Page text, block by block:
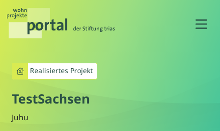
Realisiertes Projekt
TestSachsen
Juhu